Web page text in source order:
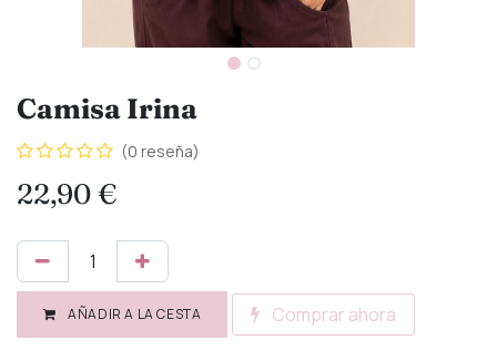
Camisa Irina
(0 reseña)
22,90€
AÑADIR A LA CESTA Comprar ahora